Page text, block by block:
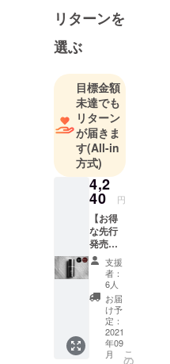
た今では、
世界70以上
の国と地域
でご愛用い
ただいてお
ります。
このプロ
ジェクト
は、薄毛か
くしのリー
ディングカ
ンパニーと
しての新た
な挑戦で
す。応援の
ほどよろし
くお願いし
リターンを
選ぶ
目標金額
未達でも
リターン
が届きま
す(All-in
方式)
4,2
40 円
【お得
な先行
発売】
37％OF
F・
SMHメ
ンズヘ
アファ
ンデー
ション1
5940円
支援
者：
6人
お届
け予
定：
2021
年09
月
こ
の